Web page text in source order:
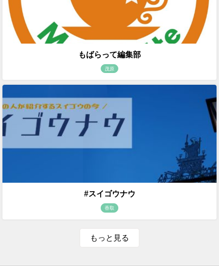
もばらって編集部
茂原
#スイゴウナウ
香取
もっと見る